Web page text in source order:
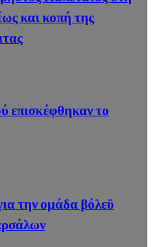
και κοπή της
επισκέφθηκαν το
την ομάδα βόλεϋ